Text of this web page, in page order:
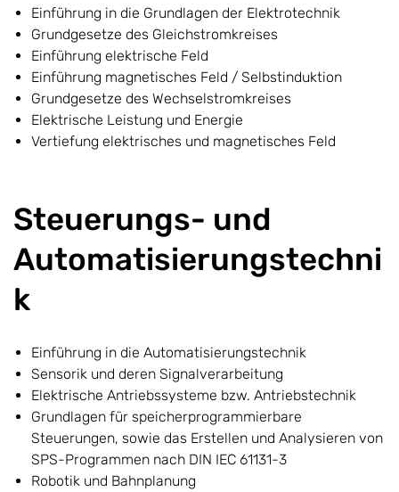
Einführung in die Grundlagen der Elektrotechnik
Grundgesetze des Gleichstromkreises
Einführung elektrische Feld
Einführung magnetisches Feld / Selbstinduktion
Grundgesetze des Wechselstromkreises
Elektrische Leistung und Energie
Vertiefung elektrisches und magnetisches Feld
Steuerungs- und
Automatisierungstechni
k
Einführung in die Automatisierungstechnik
Sensorik und deren Signalverarbeitung
Elektrische Antriebssysteme bzw. Antriebstechnik
Grundlagen für speicherprogrammierbare
Steuerungen, sowie das Erstellen und Analysieren von
SPS-Programmen nach DIN IEC 61131-3
Robotik und Bahnplanung